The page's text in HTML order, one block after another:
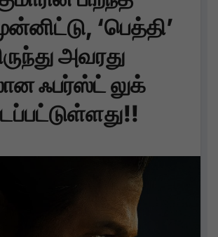
‘பெத்தி’
அவரது
ஃபர்ஸ்ட் லுக்